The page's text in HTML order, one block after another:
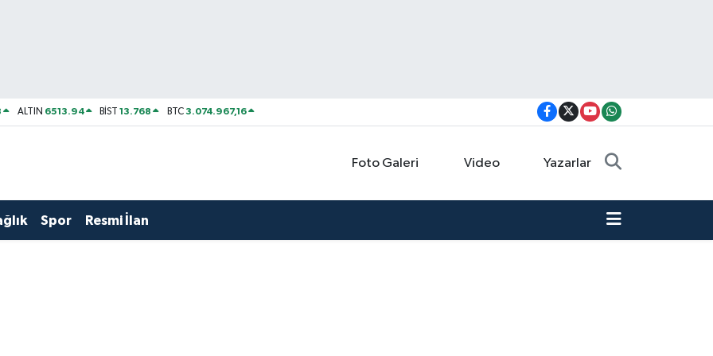
ALTIN 6513.94 BİST13.768 BTC3.074.967,16
Foto Galeri Video Yazarlar
Spor Resmi İlan